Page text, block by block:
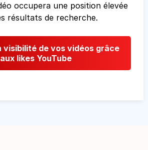
occupera une position élevée
résultats de recherche.
visibilité de vos vidéos grâce
aux likes YouTube